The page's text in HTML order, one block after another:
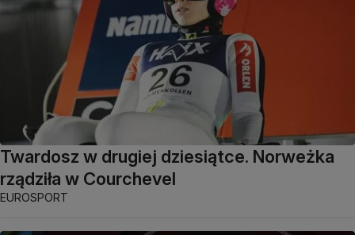
Twardosz w drugiej dziesiątce. Norweżka
rządziła w Courchevel
EUROSPORT